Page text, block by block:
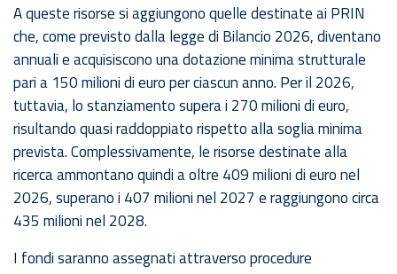
A queste risorse si aggiungono quelle destinate ai PRIN
che, come previsto dalla legge di Bilancio 2026, diventano
annuali e acquisiscono una dotazione minima strutturale
pari a 150 milioni di euro per ciascun anno. Per il 2026,
tuttavia, lo stanziamento supera i 270 milioni di euro,
risultando quasi raddoppiato rispetto alla soglia minima
prevista. Complessivamente, le risorse destinate alla
ricerca ammontano quindi a oltre 409 milioni di euro nel
2026, superano i 407 milioni nel 2027 e raggiungono circa
435 milioni nel 2028.
I fondi saranno assegnati attraverso procedure